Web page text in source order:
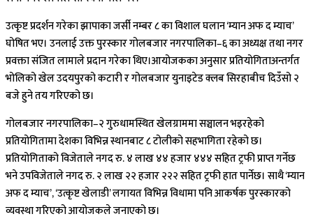
उत्कृष्ट प्रदर्शन गरेका झापाका जर्सी नम्बर ८ का विशाल घलान ‘म्यान अफ द म्याच’
घोषित भए। उनलाई उक्त पुरस्कार गोलबजार नगरपालिका–६ का अध्यक्ष तथा नगर
प्रवक्ता संजित लामाले प्रदान गरेका थिए।आयोजकका अनुसार प्रतियोगिताअन्तर्गत
भोलिको खेल उदयपुरको कटारी र गोलबजार युनाइटेड क्लब सिरहाबीच दिउँसो २
बजे हुने तय गरिएको छ।
गोलबजार नगरपालिका–२ गुरुधामस्थित खेलग्राममा सञ्चालन भइरहेको
प्रतियोगितामा देशका विभिन्न स्थानबाट ८ टोलीको सहभागिता रहेको छ।
प्रतियोगिताको विजेताले नगद रु. ४ लाख ४४ हजार ४४४ सहित ट्रफी प्राप्त गर्नेछ
भने उपविजेताले नगद रु. २ लाख २२ हजार २२२ सहित ट्रफी हात पार्नेछ। साथै ‘म्यान
अफ द म्याच’, ‘उत्कृष्ट खेलाडी’ लगायत विभिन्न विधामा पनि आकर्षक पुरस्कारको
व्यवस्था गरिएको आयोजकले जनाएको छ।